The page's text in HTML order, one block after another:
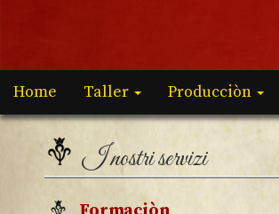
Home Taller Producciòn
I nostri servizi